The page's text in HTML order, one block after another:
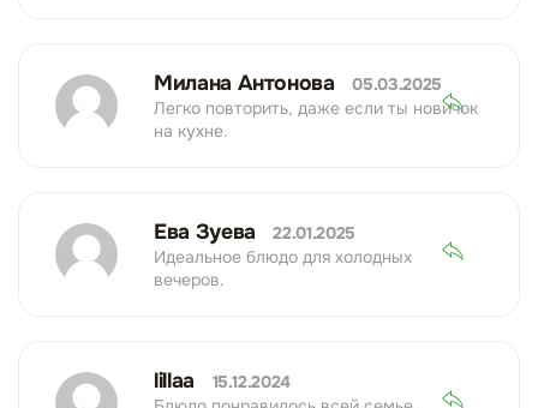
Милана Антонова
05.03.2025
Легко повторить, даже если ты новичок
на кухне.
Ева Зуева
22.01.2025
Идеальное блюдо для холодных
вечеров.
lillaa
15.12.2024